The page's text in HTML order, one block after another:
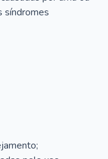
síndromes